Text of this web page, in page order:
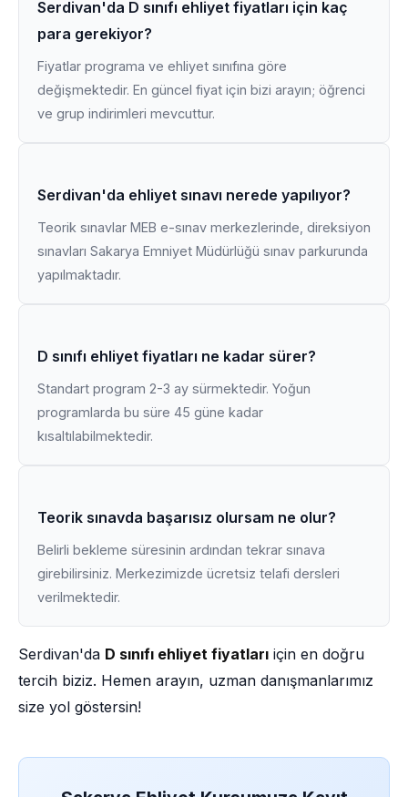
Serdivan'da D sınıfı ehliyet fiyatları için kaç
para gerekiyor?
Fiyatlar programa ve ehliyet sınıfına göre
değişmektedir. En güncel fiyat için bizi arayın; öğrenci
ve grup indirimleri mevcuttur.
Serdivan'da ehliyet sınavı nerede yapılıyor?
Teorik sınavlar MEB e-sınav merkezlerinde, direksiyon
sınavları Sakarya Emniyet Müdürlüğü sınav parkurunda
yapılmaktadır.
D sınıfı ehliyet fiyatları ne kadar sürer?
Standart program 2-3 ay sürmektedir. Yoğun
programlarda bu süre 45 güne kadar
kısaltılabilmektedir.
Teorik sınavda başarısız olursam ne olur?
Belirli bekleme süresinin ardından tekrar sınava
girebilirsiniz. Merkezimizde ücretsiz telafi dersleri
verilmektedir.
Serdivan'da D sınıfı ehliyet fiyatları için en doğru
tercih biziz. Hemen arayın, uzman danışmanlarımız
size yol göstersin!